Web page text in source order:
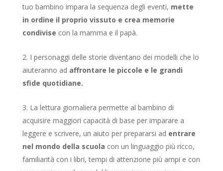
tuo bambino impara la sequenza degli eventi, mette
in ordine il proprio vissuto e crea memorie
condivise con la mamma e il papà.
I personaggi delle storie diventano dei modelli che lo
aiuteranno ad affrontare le piccole e le grandi
sfide quotidiane.
La lettura giornaliera permette al bambino di
acquisire maggiori capacità di base per imparare a
leggere e scrivere, un aiuto per prepararsi ad entrare
nel mondo della scuola con un linguaggio più ricco,
familiarità con i libri, tempi di attenzione più ampi e con